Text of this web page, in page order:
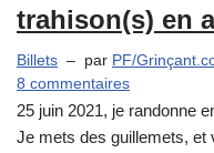
trahison(s) en
Billets par PF/
8 commentaires
25 juin 2021, je randonne
Je mets des guillemets, et